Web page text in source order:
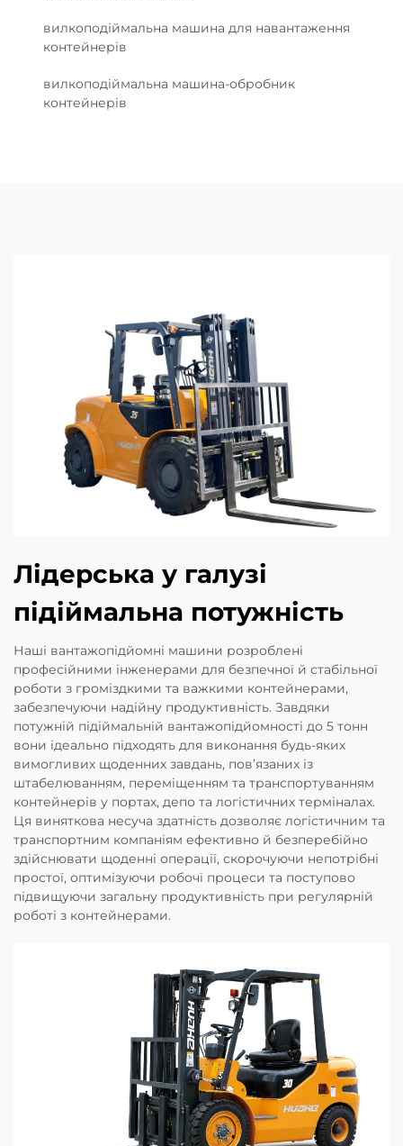
вилкоподіймальна машина для навантаження
контейнерів
вилкоподіймальна машина-обробник
контейнерів
Лідерська у галузі
підіймальна потужність
Наші вантажопідйомні машини розроблені
професійними інженерами для безпечної й стабільної
роботи з громіздкими та важкими контейнерами,
забезпечуючи надійну продуктивність. Завдяки
потужній підіймальній вантажопідйомності до 5 тонн
вони ідеально підходять для виконання будь-яких
вимогливих щоденних завдань, пов’язаних із
штабелюванням, переміщенням та транспортуванням
контейнерів у портах, депо та логістичних терміналах.
Ця виняткова несуча здатність дозволяє логістичним та
транспортним компаніям ефективно й безперебійно
здійснювати щоденні операції, скорочуючи непотрібні
простої, оптимізуючи робочі процеси та поступово
підвищуючи загальну продуктивність при регулярній
роботі з контейнерами.